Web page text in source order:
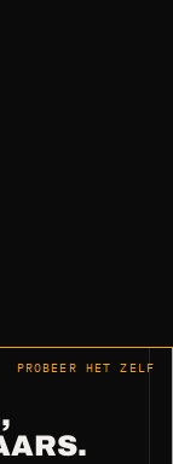
PROBEER HET ZELF